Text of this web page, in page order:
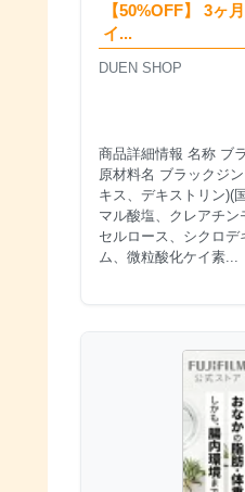
【50%OFF】 3ヶ
イ...
DUEN SHOP
商品詳細情報 名称 ブ
原材料名 ブラックジ
キス、デキストリン)(
マル酸塩、クレアチ
セルロース、シクロ
ム、微粒酸化ケイ素...